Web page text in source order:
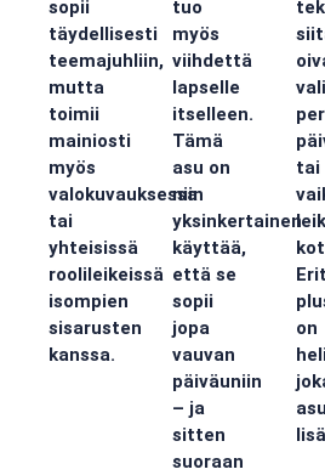
sopii
täydellisesti
teemajuhliin,
mutta
toimii
mainiosti
myös
valokuvauksessa
tai
yhteisissä
roolileikeissä
isompien
sisarusten
kanssa.
tuo
myös
viihdettä
lapselle
itselleen.
Tämä
asu on
niin
yksinkertainen
käyttää,
että se
sopii
jopa
vauvan
päiväuniin
– ja
sitten
suoraan
tai
on